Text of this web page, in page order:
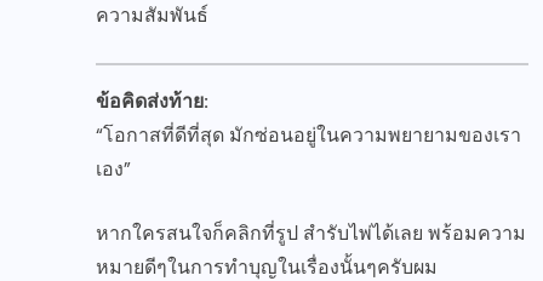
ความสัมพันธ์
ข้อคิดส่งท้าย:
“โอกาสที่ดีที่สุด มักซ่อนอยู่ในความพยายามของเรา
เอง”
หากใครสนใจก็คลิกที่รูป สำรับไพ่ได้เลย พร้อมความ
หมายดีๆในการทำบุญในเรื่องนั้นๆครับผม